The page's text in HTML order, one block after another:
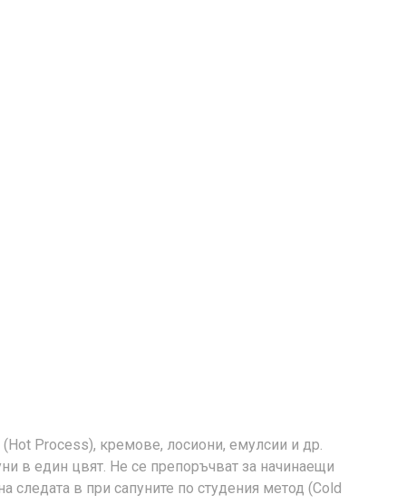
Process), кремове, лосиони, емулсии и др.
в един цвят. Не се препоръчват за начинаещи
в при сапуните по студения метод (Cold